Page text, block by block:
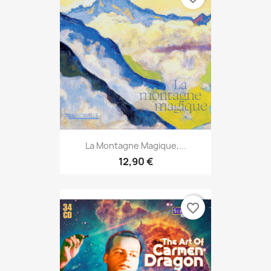
La Montagne Magique,...
12,90 €
favorite_border